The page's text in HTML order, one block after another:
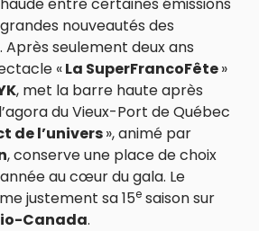
nouveautés des
Après seulement deux ans
«La SuperFrancoFête»
, met la barre haute après
du Vieux-Port de Québec
de l’univers», animé par
, conserve une place de choix
au cœur du gala. Le
justement sa 15e saison sur
Canada.